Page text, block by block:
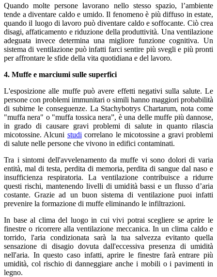
Quando molte persone lavorano nello stesso spazio, l’ambiente
tende a diventare caldo e umido. Il fenomeno è più diffuso in estate,
quando il luogo di lavoro può diventare caldo e soffocante. Ciò crea
disagi, affaticamento e riduzione della produttività. Una ventilazione
adeguata invece determina una migliore funzione cognitiva. Un
sistema di ventilazione può infatti farci sentire più svegli e più pronti
per affrontare le sfide della vita quotidiana e del lavoro.
4. Muffe e marciumi sulle superfici
L'esposizione alle muffe può avere effetti negativi sulla salute. Le
persone con problemi immunitari o simili hanno maggiori probabilità
di subirne le conseguenze. La Stachybotrys Chartarum, nota come
"muffa nera" o "muffa tossica nera”, è una delle muffe più dannose,
in grado di causare gravi problemi di salute in quanto rilascia
micotossine. Alcuni studi correlano le micotossine a gravi problemi
di salute nelle persone che vivono in edifici contaminati.
Tra i sintomi dell'avvelenamento da muffe vi sono dolori di varia
entità, mal di testa, perdita di memoria, perdita di sangue dal naso e
insufficienza respiratoria. La ventilazione contribuisce a ridurre
questi rischi, mantenendo livelli di umidità bassi e un flusso d’aria
costante. Grazie ad un buon sistema di ventilazione puoi infatti
prevenire la formazione di muffe eliminando le infiltrazioni.
In base al clima del luogo in cui vivi potrai scegliere se aprire le
finestre o ricorrere alla ventilazione meccanica. In un clima caldo e
torrido, l'aria condizionata sarà la tua salvezza evitanto quella
sensazione di disagio dovuta dall'eccessiva presenza di umidità
nell'aria. In questo caso infatti, aprire le finestre farà entrare più
umidità, col rischio di danneggiare anche i mobili o i pavimenti in
legno.